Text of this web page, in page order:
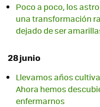
Poco a poco, los
una transformación
dejado de ser
28 junio
Llevamos años
Ahora hemos
enfermarnos